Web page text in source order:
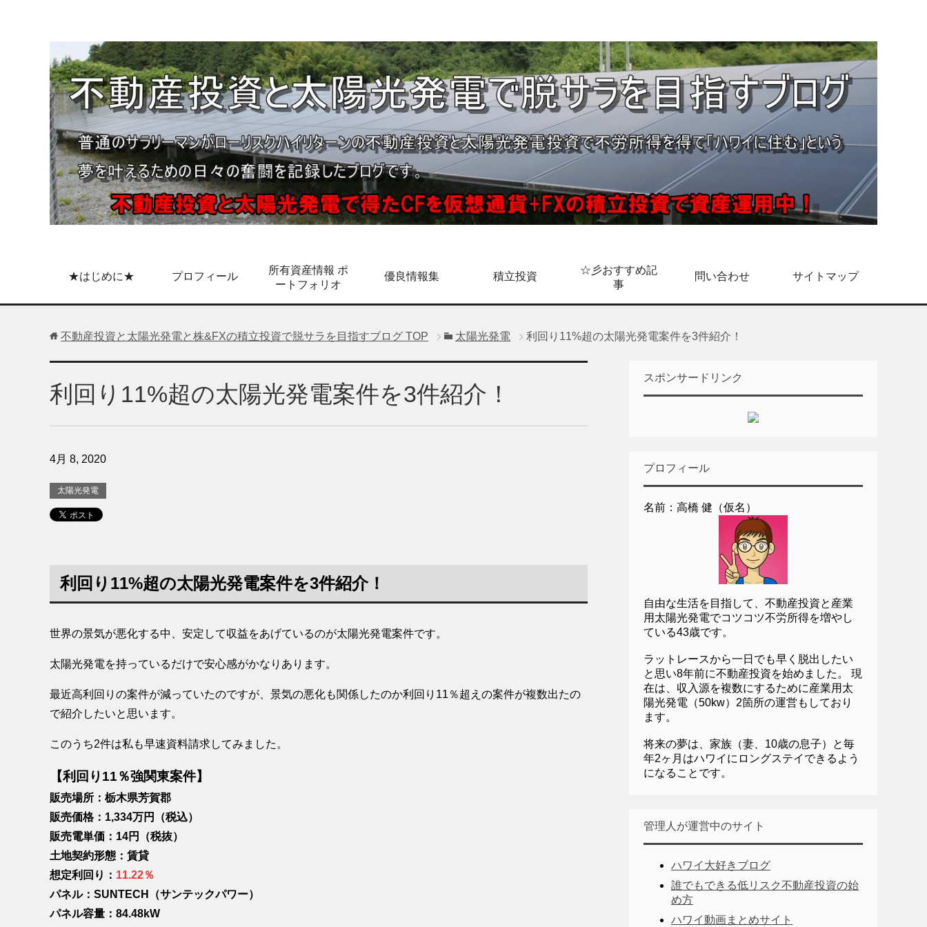
★はじめに★ プロフィール
所有資産情報 ポ
ートフォリオ
優良情報集 積立投資
☆彡おすすめ記
事
問い合わせ サイトマップ
不動産投資と太陽光発電と株&FXの積立投資で脱サラを目指すブログ TOP 太陽光発電 利回り11%超の太陽光発電案件を3件紹介！
利回り11%超の太陽光発電案件を3件紹介！
4月 8, 2020
太陽光発電
利回り11%超の太陽光発電案件を3件紹介！
世界の景気が悪化する中、安定して収益をあげているのが太陽光発電案件です。
太陽光発電を持っているだけで安心感がかなりあります。
最近高利回りの案件が減っていたのですが、景気の悪化も関係したのか利回り11％超えの案件が複数出たの
で紹介したいと思います。
このうち2件は私も早速資料請求してみました。
【利回り11％強関東案件】
販売場所：栃木県芳賀郡
販売価格：1,334万円（税込）
販売電単価：14円（税抜）
土地契約形態：賃貸
想定利回り： 11.22％
パネル：SUNTECH（サンテックパワー）
パネル容量：84.48kW
スポンサードリンク
プロフィール
名前：高橋 健（仮名）
自由な生活を目指して、不動産投資と産業
用太陽光発電でコツコツ不労所得を増やし
ている43歳です。
ラットレースから一日でも早く脱出したい
と思い8年前に不動産投資を始めました。 現
在は、収入源を複数にするために産業用太
陽光発電（50kw）2箇所の運営もしており
ます。
将来の夢は、家族（妻、10歳の息子）と毎
年2ヶ月はハワイにロングステイできるよう
になることです。
管理人が運営中のサイト
ハワイ大好きブログ
誰でもできる低リスク不動産投資の始
め方
ハワイ動画まとめサイト